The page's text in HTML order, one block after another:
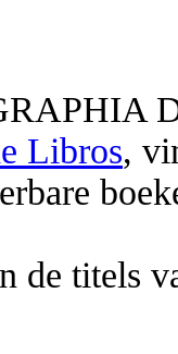
Libros,
de titels